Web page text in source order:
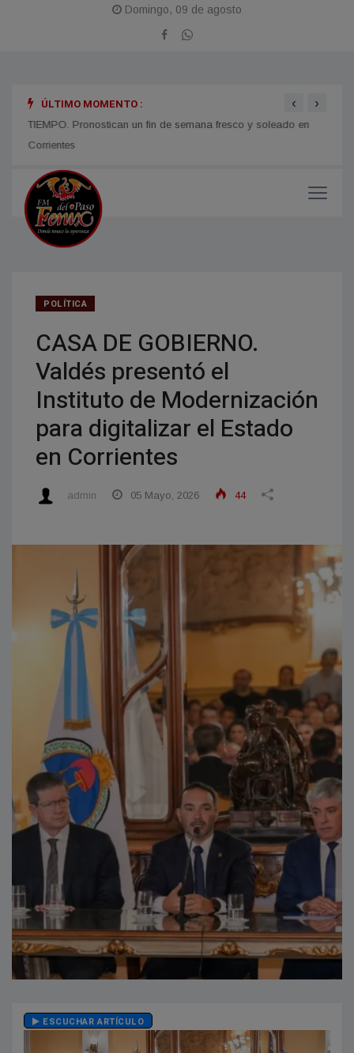
Domingo, 09 de agosto
ÚLTIMO MOMENTO :
TIEMPO. Pronostican un fin de semana fresco y soleado en
Corrientes
‹ ›
POLÍTICA
CASA DE GOBIERNO.
Valdés presentó el
Instituto de Modernización
para digitalizar el Estado
en Corrientes
admin 05 Mayo, 2026 44
ESCUCHAR ARTÍCULO